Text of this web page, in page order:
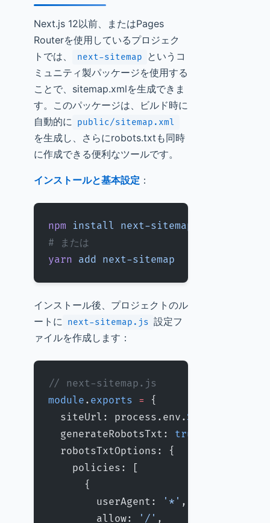
Next.js 12以前、またはPages
Routerを使用しているプロジェク
トでは、
next-sitemap
というコ
ミュニティ製パッケージを使用する
ことで、sitemap.xmlを生成できま
す。このパッケージは、ビルド時に
自動的に public/sitemap.xml
を生成し、さらにrobots.txtも同時
に作成できる便利なツールです。
インストールと基本設定 ：
npm install next-sitemap
# または
yarn add next-sitemap
インストール後、プロジェクトのル
ートに next-sitemap.js 設定フ
ァイルを作成します：
// next-sitemap.js
module . exports = {
  siteUrl: process.env.
SITE_URL
  generateRobotsTxt:
true
  robotsTxtOptions: {
    policies: [
      {
        userAgent:
'*' ,
        allow:
'/' ,